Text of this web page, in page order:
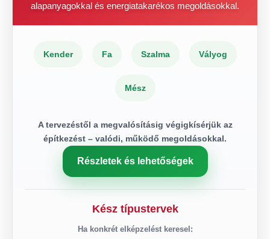
alapanyagokkal és energiatakarékos megoldásokkal.
Kender Fa Szalma Vályog
Mész
A tervezéstől a megvalósításig végigkísérjük az
építkezést – valódi, működő megoldásokkal.
Részletek és lehetőségek
Kész típustervek
Ha konkrét elképzelést keresel: